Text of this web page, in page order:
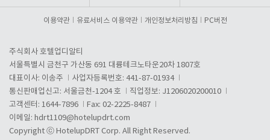
이용약관 유료서비스 이용약관 개인정보처리방침 PC버전
주식회사 호텔업디알티
서울특별시 금천구 가산동 691 대륭테크노타운20차 1807호
대표이사: 이송주
사업자등록번호: 441-87-01934
통신판매업신고: 서울금천-1204 호
직업정보: J1206020200010
고객센터: 1644-7896
Fax: 02-2225-8487
이메일: hdrt1109@hotelupdrt.com
Copyright ⓒ HotelupDRT Corp. All Right Reserved.